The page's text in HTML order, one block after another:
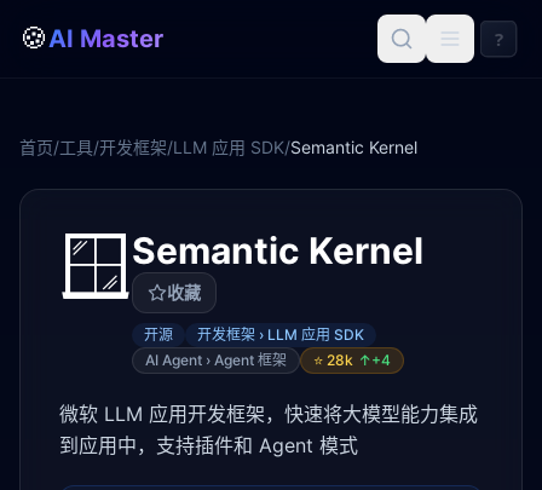
🍪AI Master ?
首页/工具/开发框架/LLM 应用 SDK/Semantic Kernel
🪟 Semantic Kernel
收藏
开源
开发框架 › LLM 应用 SDK
AI Agent › Agent 框架
⭐ 28k ↑+4
微软 LLM 应用开发框架，快速将大模型能力集成
到应用中，支持插件和 Agent 模式